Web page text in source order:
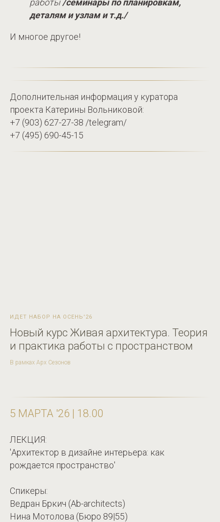
работы/семинары по планировкам,
деталям и узлам и т.д./
И многое другое!
Дополнительная информация у куратора
проекта Катерины Вольниковой:
+7 (903) 627-27-38 /telegram/
+7 (495) 690-45-15
ИДЕТ НАБОР НА ОСЕНЬ'26
Новый курс Живая архитектура. Теория
и практика работы с пространством
В рамках Арх Сезонов
5 МАРТА '26 | 18.00
ЛЕКЦИЯ:
'Архитектор в дизайне интерьера: как
рождается пространство'
Спикеры:
Ведран Бркич (Ab-architects)
Нина Мотолова (Бюро 89|55)